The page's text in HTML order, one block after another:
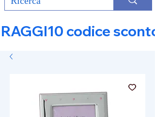
RAGGI10 codice